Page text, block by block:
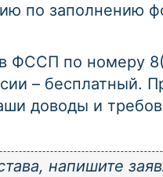
по заполнению
в ФССП по номеру
– бесплатный.
доводы и
напишите